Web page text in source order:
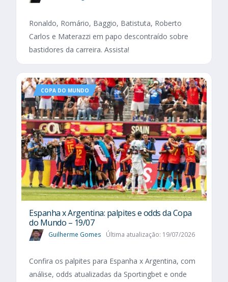
Ronaldo, Romário, Baggio, Batistuta, Roberto
Carlos e Materazzi em papo descontraído sobre
bastidores da carreira. Assista!
COPA DO MUNDO
Espanha x Argentina: palpites e odds da Copa
do Mundo – 19/07
Guilherme Gomes Última atualização: 19/07/2026
Confira os palpites para Espanha x Argentina, com
análise, odds atualizadas da Sportingbet e onde